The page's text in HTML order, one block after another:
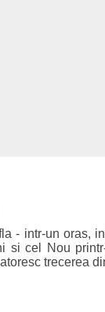
- intr-un oras,
si cel Nou
trecerea